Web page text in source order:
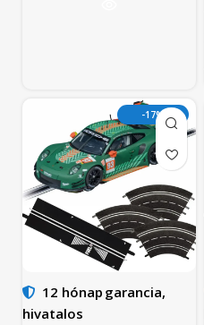
-17%
12 hónap garancia,
hivatalos